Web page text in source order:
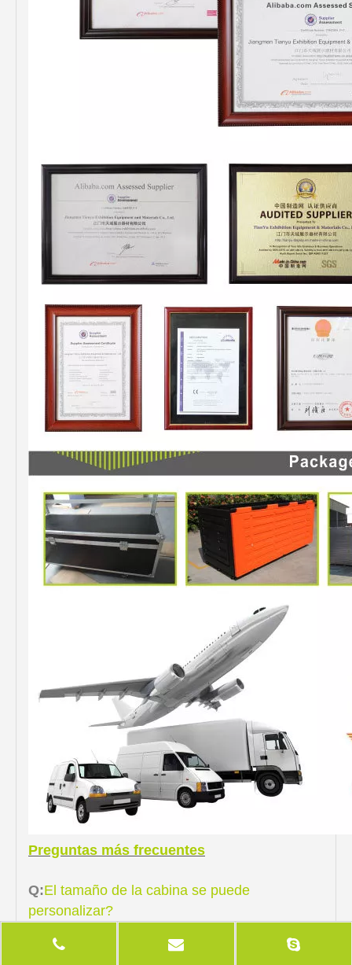
Preguntas más frecuentes
Q:El tamaño de la cabina se puede
personalizar?
stand como su requerido.